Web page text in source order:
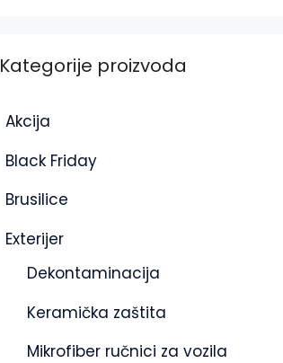
Kategorije proizvoda
Akcija
Black Friday
Brusilice
Exterijer
Dekontaminacija
Keramička zaštita
Mikrofiber ručnici za vozila